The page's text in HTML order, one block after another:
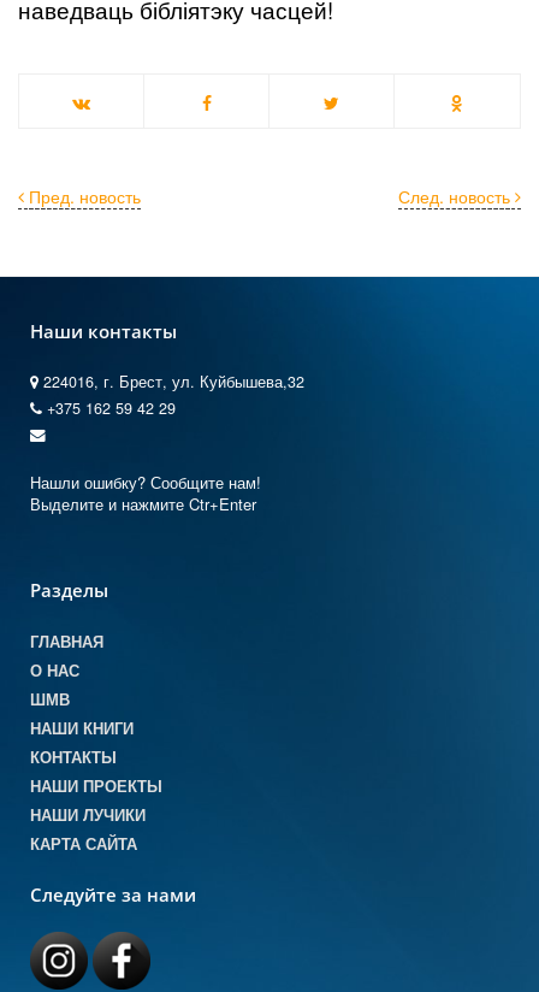
наведваць бібліятэку часцей!
След. новость
Пред. новость
Наши контакты
224016, г. Брест, ул. Куйбышева,32
+375 162 59 42 29
Нашли ошибку? Сообщите нам!
Выделите и нажмите Ctr+Enter
Разделы
ГЛАВНАЯ
О НАС
ШМВ
НАШИ КНИГИ
КОНТАКТЫ
НАШИ ПРОЕКТЫ
НАШИ ЛУЧИКИ
КАРТА САЙТА
Следуйте за нами